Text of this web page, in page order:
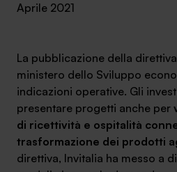
Lavora con noi
Aprile 2021
La pubblicazione della
ministero dello Sviluppo
indicazioni operative. Gli
presentare progetti anche per
di ricettività e ospitalità
trasformazione dei prodotti
direttiva, Invitalia ha messo a